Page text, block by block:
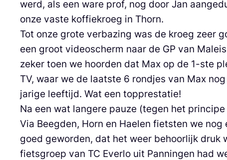
werd, als een ware prof, nog door Jan
onze vaste koffiekroeg in Thorn.
Tot onze grote verbazing was de kroeg zeer
een groot videoscherm naar de GP van
zeker toen we hoorden dat Max op de 1-ste
TV, waar we de laatste 6 rondjes van Max
jarige leeftijd. Wat een topprestatie!
Na een wat langere pauze (tegen het
Via Beegden, Horn en Haelen fietsten we
goed geworden, dat het weer behoorlijk
fietsgroep van TC Everlo uit Panningen had